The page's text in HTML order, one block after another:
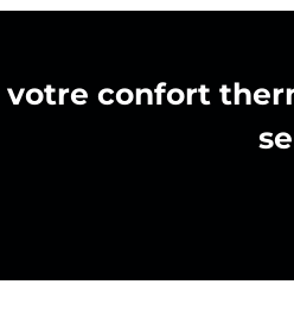
votre confort